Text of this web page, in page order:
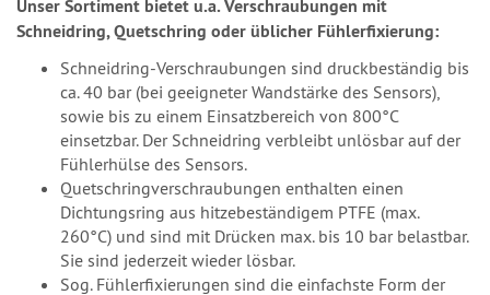
Unser Sortiment bietet u.a. Verschraubungen mit
Schneidring, Quetschring oder üblicher Fühlerfixierung:
Schneidring-Verschraubungen sind druckbeständig bis
ca. 40 bar (bei geeigneter Wandstärke des Sensors),
sowie bis zu einem Einsatzbereich von 800°C
einsetzbar. Der Schneidring verbleibt unlösbar auf der
Fühlerhülse des Sensors.
Quetschringverschraubungen enthalten einen
Dichtungsring aus hitzebeständigem PTFE (max.
260°C) und sind mit Drücken max. bis 10 bar belastbar.
Sie sind jederzeit wieder lösbar.
Sog. Fühlerfixierungen sind die einfachste Form der